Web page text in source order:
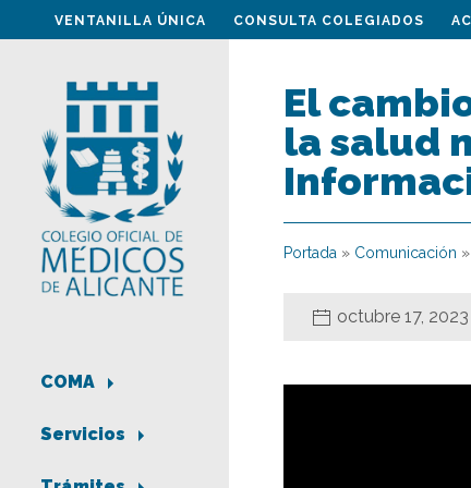
VENTANILLA ÚNICA CONSULTA COLEGIADOS
COMA
Servicios
El
la salud
Portada » Comunicación »
octubre 17, 2023